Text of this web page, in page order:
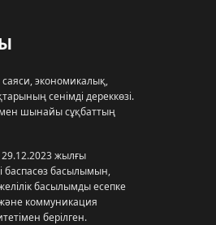
саяси, экономикалық,
сенімді дереккөзі.
шынайы сұқбаттың
29.12.2023 жылғы
баспасөз басылымын,
басылымды есепке
және коммуникация
берілген.